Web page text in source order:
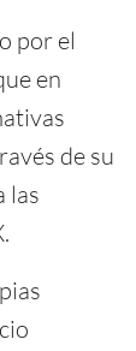
por el
en
de su
las